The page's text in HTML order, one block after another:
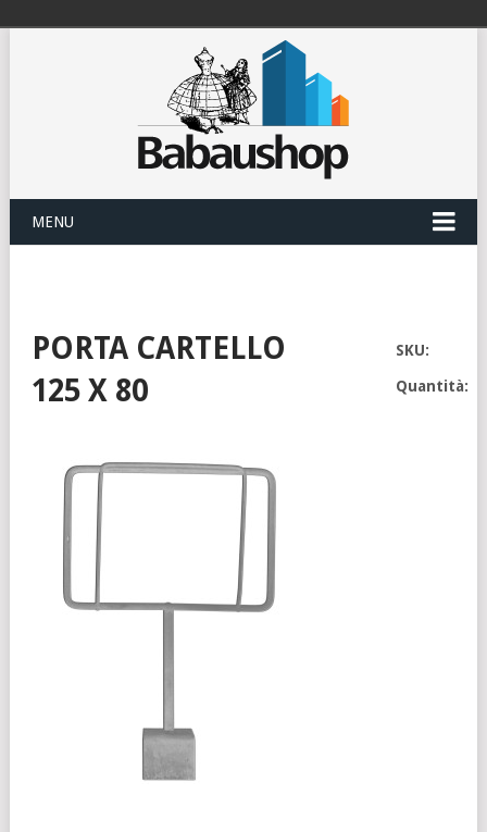
MENU
PORTA CARTELLO
125 X 80
SKU:
Quantità: